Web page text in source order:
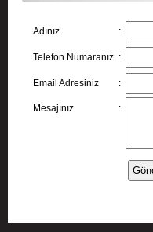
Adınız :
Telefon Numaranız :
Email Adresiniz :
Mesajınız :